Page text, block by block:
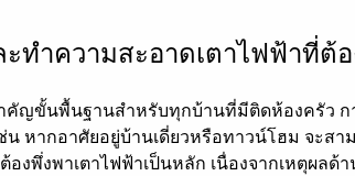
ทำความสะอาดเตาไฟฟ้าที่ต้
คัญขั้นพื้นฐานสำหรับทุกบ้านที่มีติดห้องครัว ก
หากอาศัยอยู่บ้านเดี่ยวหรือทาวน์โฮม จะสา
งพึ่งพาเตาไฟฟ้าเป็นหลัก เนื่องจากเหตุผล